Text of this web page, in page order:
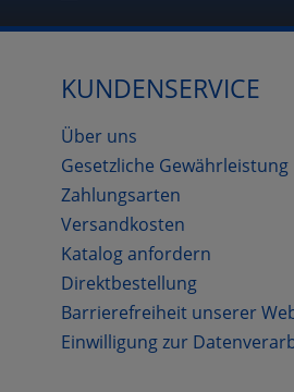
KUNDENSERVICE
Über uns
Gesetzliche Gewährleistung
Zahlungsarten
Versandkosten
Katalog anfordern
Direktbestellung
Barrierefreiheit unserer
Einwilligung zur